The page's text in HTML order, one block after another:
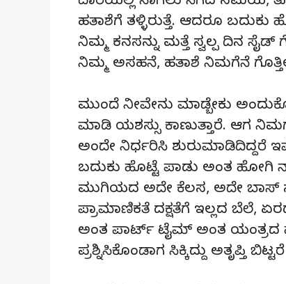
ಹತಾಶೆಗೆ ತಳ್ಳಿರುತ್ತೆ. ಆದರೂ
ನಿಮ್ಮ ಕನಸನ್ನು ಮತ್ತೆ ಸ್ವಲ್ಪ ದಿನ ಸೈಡ್ ಗೆ
ನಿಮ್ಮ ಅಸಹನೆ, ಹತಾಶೆ ನಿಮಗೆನೆ
ಮುಂದೆ ನೀವೇನು ಮಾಡ್ಬೇಕು
ಮಾಡಿ ಯಶಸ್ಸು ಕಾಣುತ್ತಾರೆ. ಆಗ ನಿಮಗೆ
ಅಂದೇ ನಿರ್ಧರಿಸಿ ಶುರುಮಾಡಿದಿದ್ದರೆ
ಬದುಕು ಹೊಟ್ಟೆ ಪಾಡು ಅಂತ ಹೋಗಿ
ಮುಗಿಯದ ಅದೇ ಕೆಲಸ, ಅದೇ ಬಾಸ್
ಪ್ರಾಮಾಣಿಕತೆ ದಕ್ಷತೆಗೆ ಇಲ್ಲದ ಬೆಲೆ,
ಅಂತ ಪಾರ್ಟ್ ಟೈಮ್ ಅಂತ ಯಂತ್ರದ
ಪ್ರಶ್ನಿಸಿಕೊಂಡಾಗ ಸಿಕ್ಕಿದ್ದು ಅತೃಪ್ತಿ